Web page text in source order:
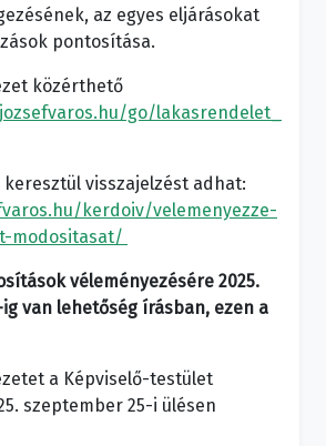
az egyes eljárásokat
pontosítása.
közérthető
jozsefvaros.hu/go/lakasrendelet_
visszajelzést adhat:
kerdoiv/velemenyezze-
modositasat/
véleményezésére 2025.
van lehetőség írásban, ezen a
a Képviselő-testület
szeptember 25-i ülésen